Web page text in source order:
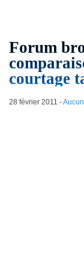
Forum
courtage
28 février 2011 -